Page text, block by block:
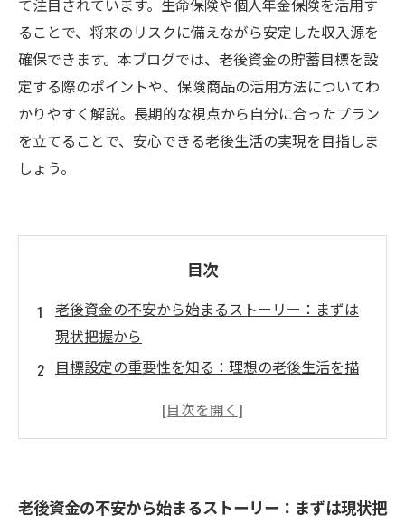
て注目されています。生命保険や個人年金保険を活用す
ることで、将来のリスクに備えながら安定した収入源を
確保できます。本ブログでは、老後資金の貯蓄目標を設
定する際のポイントや、保険商品の活用方法についてわ
かりやすく解説。長期的な視点から自分に合ったプラン
を立てることで、安心できる老後生活の実現を目指しま
しょう。
目次
老後資金の不安から始まるストーリー：まずは
現状把握から
目標設定の重要性を知る：理想の老後生活を描
保険を活用した貯蓄方法の紹介：生命保険と個
を積み重ねる
老後資金の不安から始まるストーリー：まずは現状把